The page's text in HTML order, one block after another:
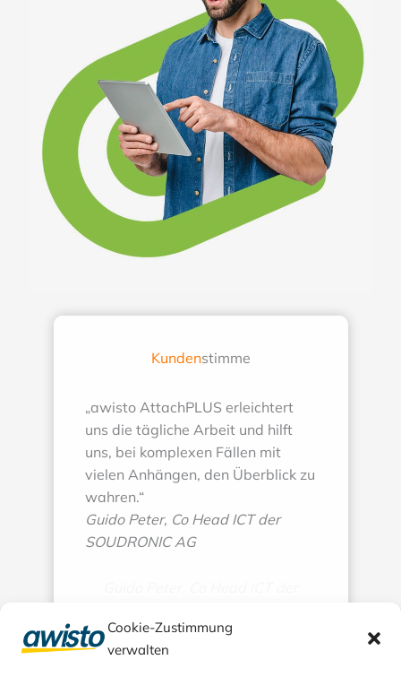
Cookie-Zustimmung
verwalten
Kundenstimme
„awisto AttachPLUS erleichtert
uns die tägliche Arbeit und hilft
uns, bei komplexen Fällen mit
vielen Anhängen, den Überblick zu
wahren.“
Guido Peter, Co Head ICT der
SOUDRONIC AG